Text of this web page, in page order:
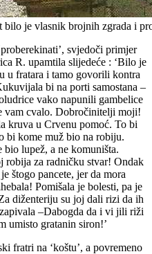
bilo je vlasnik brojnih zgrada i
svjedoči primjer
R. upamtila slijedeće : ‘Bilo je
u fratara i tamo govorili kontra
bi na porti samostana –
vako napunili gambelice
vam cvalo. Dobročinitelji moji!
kruva u Crvenu pomoć. To bi
bi kome muž bio na robiju.
lupež, a ne komuništa.
robija za radničku stvar! Ondak
štogo pancete, jer da mora
Pomišala je bolesti, pa je
diženteriju su joj dali rizi da ih
–Dabogda da i vi jili riži
umisto gratanin siron!’
fratri na ‘koštu’, a povremeno